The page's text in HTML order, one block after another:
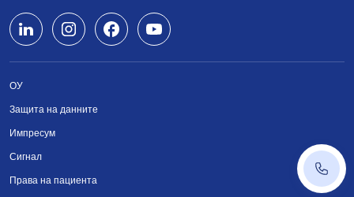
English
Srpski
ОУ
Защита на данните
Импресум
Сигнал
Права на пациента
+43